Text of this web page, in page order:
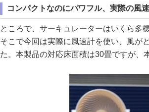
コンパクトなのにパワフル、実際の風
ところで、サーキュレーターはいくら多
そこで今回は実際に風速計を使い、風が
た。本製品の対応床面積は30畳ですが、